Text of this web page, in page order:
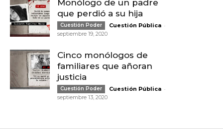
Monólogo de un padre
que perdió a su hija
Cuestión Poder Cuestión Pública -
septiembre 19, 2020
Cinco monólogos de
familiares que añoran
justicia
Cuestión Poder Cuestión Pública -
septiembre 13, 2020